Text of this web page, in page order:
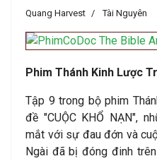
Quang Harvest Tài Nguyên
Phim Thánh Kinh Lược
Tập 9 trong bộ phim
đề "CUỘC KHỔ NẠN",
mắt với sự đau đớn và
Ngài đã bị đóng đinh